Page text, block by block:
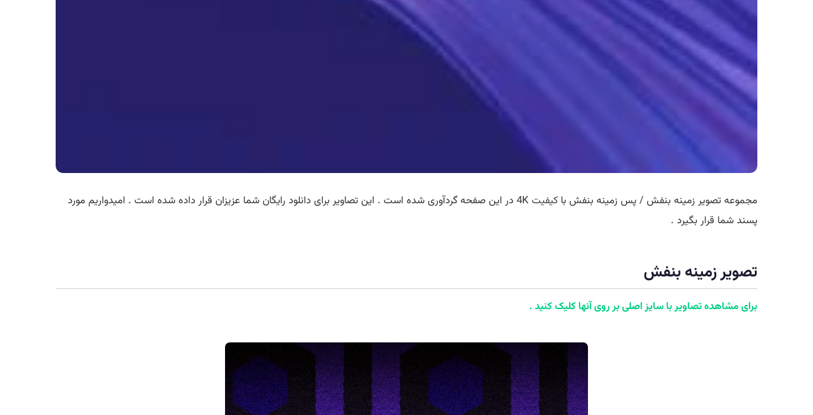
مجموعه تصویر زمینه بنفش / پس زمینه بنفش با کیفیت
4K در این صفحه گردآوری شده است . این تصاویر برای دانلود رایگان شما عزیزان قرار داده شده است . امیدواریم مورد
پسند شما قرار بگیرد .
تصویر زمینه بنفش
برای مشاهده تصاویر با سایز اصلی بر روی آنها کلیک کنید .